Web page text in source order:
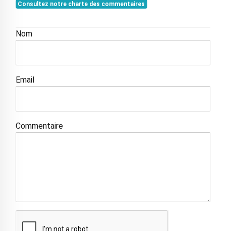
Consultez notre charte des commentaires
Nom
Email
Commentaire